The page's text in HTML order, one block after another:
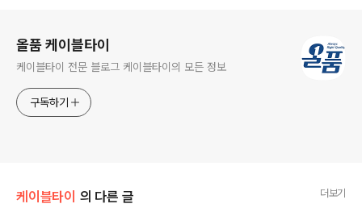
올품 케이블타이
케이블타이 전문 블로그 케이블타이의 모든 정보
구독하기
케이블타이 의 다른 글 더보기